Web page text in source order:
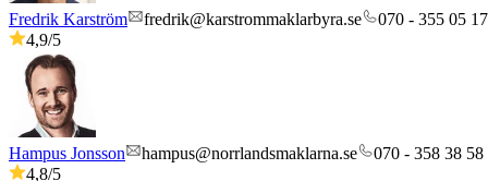
Fredrik Karström fredrik@karstrommaklarbyra.se
070 - 355 05 17
4,9/5
Hampus Jonsson hampus@norrlandsmaklarna.se
070 - 358 38 58
4,8/5